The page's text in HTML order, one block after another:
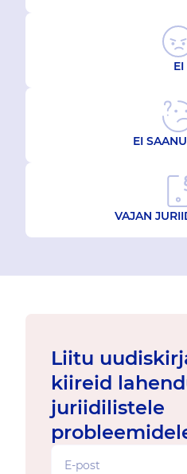
EI
EI
VAJAN
Liitu
kiireid
juriidilistele